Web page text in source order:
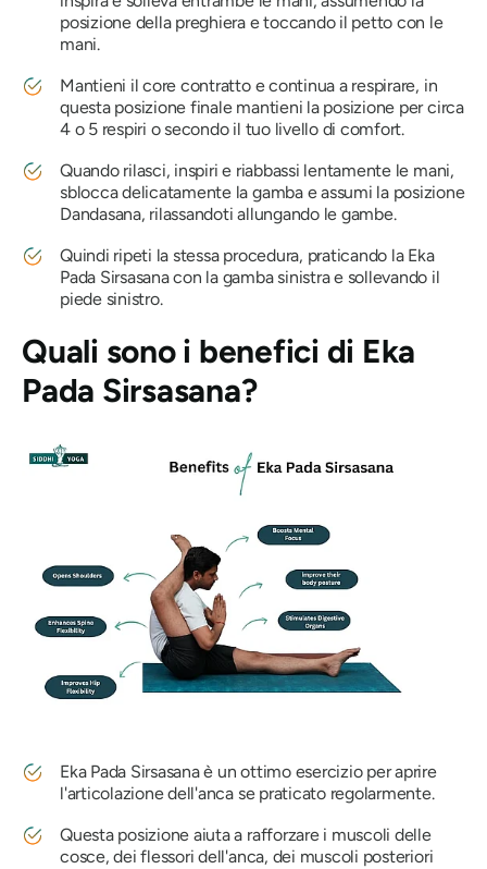
posizione della preghiera e toccando il petto con le
mani.
Mantieni il core contratto e continua a respirare, in
questa posizione finale mantieni la posizione per circa
4 o 5 respiri o secondo il tuo livello di comfort.
Quando rilasci, inspiri e riabbassi lentamente le mani,
sblocca delicatamente la gamba e assumi la posizione
Dandasana, rilassandoti allungando le gambe.
Quindi ripeti la stessa procedura, praticando la Eka
Pada Sirsasanacon la gamba sinistra e sollevando il
piede sinistro.
Quali sono i benefici di Eka
Pada Sirsasana?
Eka Pada Sirsasanaè un ottimo esercizio per aprire
l'articolazione dell'anca se praticato regolarmente.
Questa posizione aiuta a rafforzare i muscoli delle
cosce, dei flessori dell'anca, dei muscoli posteriori